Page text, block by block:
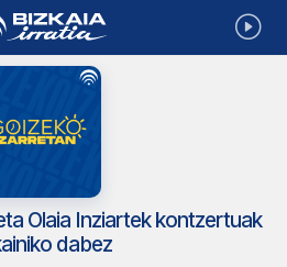
Olaia Inziartek kontzertuak
dabez